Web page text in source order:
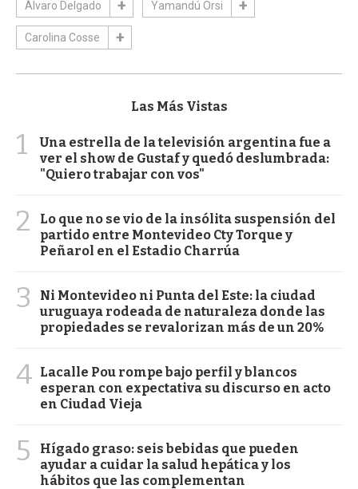
Álvaro Delgado Yamandú Orsi
Carolina Cosse
Las Más Vistas
1
Una estrella de la televisión argentina fue a
ver el show de Gustaf y quedó deslumbrada:
"Quiero trabajar con vos"
2
Lo que no se vio de la insólita suspensión del
partido entre Montevideo Cty Torque y
Peñarol en el Estadio Charrúa
3
Ni Montevideo ni Punta del Este: la ciudad
uruguaya rodeada de naturaleza donde las
propiedades se revalorizan más de un 20%
4 Lacalle Pou rompe bajo perfil y blancos
esperan con expectativa su discurso en acto
en Ciudad Vieja
5
Hígado graso: seis bebidas que pueden
ayudar a cuidar la salud hepática y los
hábitos que las complementan